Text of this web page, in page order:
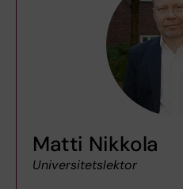
Matti Nikkola
Universitetslektor